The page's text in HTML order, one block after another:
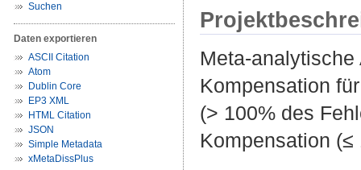
Suchen
Daten exportieren
ASCII Citation
Atom
Dublin Core
EP3 XML
HTML Citation
JSON
Simple Metadata
xMetaDissPlus
Meta-
Kompensation
(> 100% des
Kompensation